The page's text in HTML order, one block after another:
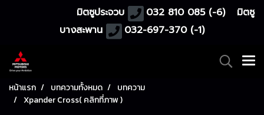
มิตซูประจวบ 032 810 085 (-6)
มิตซู
บางสะพาน
032-697-370 (-1)
หน้าแรก บทความทั้งหมด
บทความ
Xpander Cross( คลิกที่ภาพ )